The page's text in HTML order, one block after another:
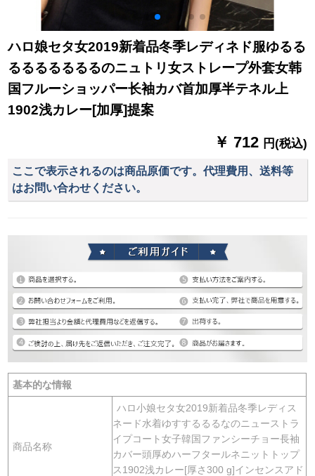
ハロ娘セタ女2019新着品冬季レディネド服ゆるる
るるるるるるるのニュトリ女ストレープ外套女韩
国フルーショッパー长袖カバ首加厚半テネル上
1902浅カレー[加厚]提案
￥ 712 円(税込)
ここで表示されるのは商品原価です。代理費用、送料等
はお問い合わせください。
基本的な情報
商品名称
ハロ小娘セタ女2019新着品冬季レディス
ネード水着ゆすするるるなのニューストラ
イプコート女子韓国ファンシーチョー長袖
カバー頭厚めハーフタールネニットトップ
ス1902浅カレー[厚さ300 g]インセンスアド